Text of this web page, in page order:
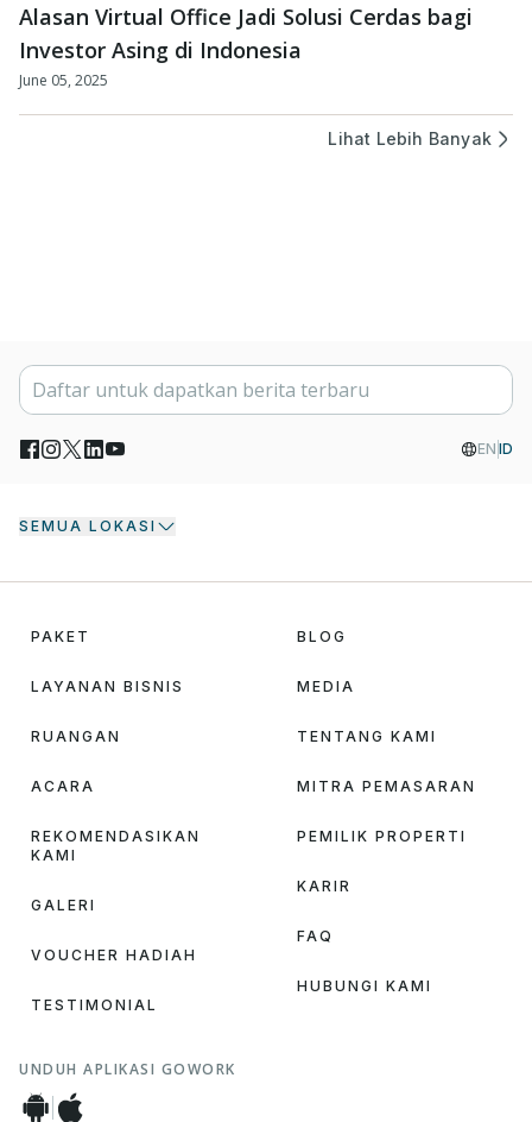
Alasan Virtual Office Jadi Solusi Cerdas bagi
Investor Asing di Indonesia
June 05, 2025
Lihat Lebih Banyak
EN ID
SEMUA LOKASI
PAKET
LAYANAN BISNIS
RUANGAN
ACARA
REKOMENDASIKAN
KAMI
GALERI
VOUCHER HADIAH
TESTIMONIAL
BLOG
MEDIA
TENTANG KAMI
MITRA PEMASARAN
PEMILIK PROPERTI
KARIR
FAQ
HUBUNGI KAMI
UNDUH APLIKASI GOWORK